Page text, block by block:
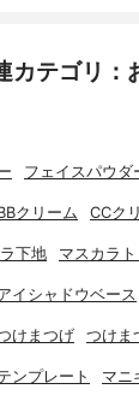
カテゴリ：
フェイスパウダ
クリーム CCク
下地 マスカラ
イシャドウベース
けまつげ つけま
ンプレート マニ